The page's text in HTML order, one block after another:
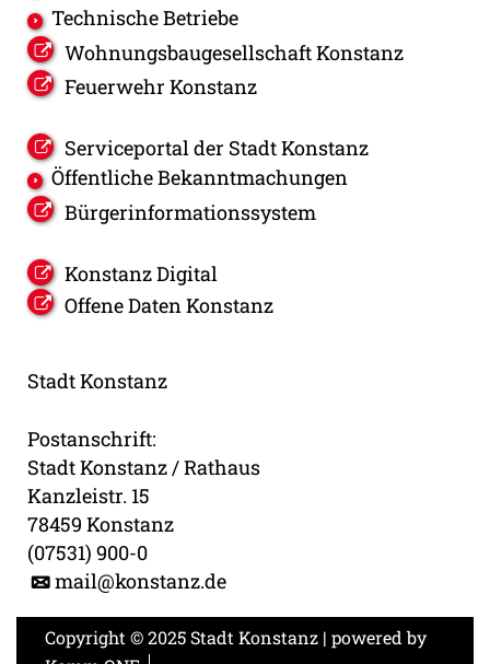
Technische Betriebe
Wohnungsbaugesellschaft Konstanz
Feuerwehr Konstanz
Serviceportal der Stadt Konstanz
Öffentliche Bekanntmachungen
Bürgerinformationssystem
Konstanz Digital
Offene Daten Konstanz
Stadt Konstanz
Postanschrift:
Stadt Konstanz / Rathaus
Kanzleistr. 15
78459 Konstanz
(07531) 900-0
mail@konstanz.de
Copyright © 2025 Stadt Konstanz | powered by